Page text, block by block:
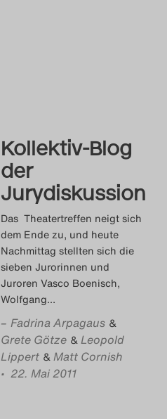
Kollektiv-Blog
der
Jurydiskussion
Das Theatertreffen neigt sich
dem Ende zu, und heute
Nachmittag stellten sich die
sieben Jurorinnen und
Juroren Vasco Boenisch,
Wolfgang…
– Fadrina Arpagaus &
Grete Götze &Leopold
Lippert &Matt Cornish
• 22. Mai 2011